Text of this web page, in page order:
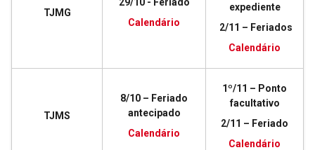
TJMG
Calendário
expediente
2/11 – Feriados
Calendário
TJMS
8/10 – Feriado
antecipado
Calendário
1º/11 – Ponto
facultativo
2/11 – Feriado
Calendário